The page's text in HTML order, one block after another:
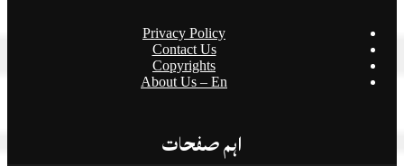
Privacy Policy
Contact Us
Copyrights
About Us – En
اہم صفحات